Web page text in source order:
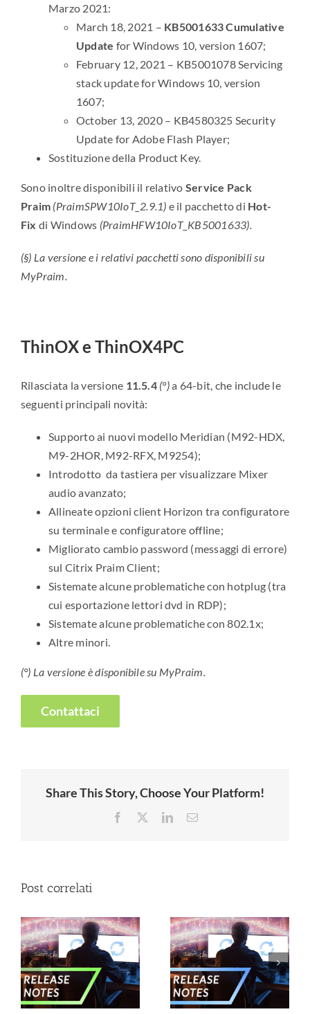
Marzo 2021:
March 18, 2021 – KB5001633 Cumulative
Update for Windows 10, version 1607;
February 12, 2021 – KB5001078 Servicing
stack update for Windows 10, version
1607;
October 13, 2020 – KB4580325 Security
Update for Adobe Flash Player;
Sostituzione della Product Key.
Sono inoltre disponibili il relativo Service Pack
Praim (PraimSPW10IoT_2.9.1) e il pacchetto di Hot-
Fix di Windows (PraimHFW10IoT_KB5001633).
(§) La versione e i relativi pacchetti sono disponibili su
MyPraim.
ThinOX e ThinOX4PC
Rilasciata la versione 11.5.4 (°)a 64-bit, che include le
seguenti principali novità:
Supporto ai nuovi modello Meridian (M92-HDX,
M9-2HOR, M92-RFX, M9254);
Introdotto da tastiera per visualizzare Mixer
audio avanzato;
Allineate opzioni client Horizon tra configuratore
su terminale e configuratore offline;
Migliorato cambio password (messaggi di errore)
sul Citrix Praim Client;
Sistemate alcune problematiche con hotplug (tra
cui esportazione lettori dvd in RDP);
Sistemate alcune problematiche con 802.1x;
Altre minori.
(°) La versione è disponibile su MyPraim.
Contattaci
Share This Story, Choose Your Platform!
Facebook LinkedInEmail
Post correlati
Nuove release –
Gennaio 2025
Nuove release –
Novembre 2024